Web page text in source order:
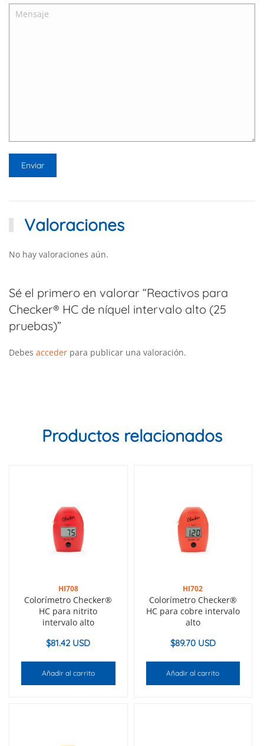
Valoraciones
No hay valoraciones aún.
Sé el primero en valorar “Reactivos para
Checker® HC de níquel intervalo alto (25
pruebas)”
Debes acceder para publicar una valoración.
Productos relacionados
HI708
Colorímetro Checker®
HC para nitrito
intervalo alto
$81.42 USD
Añadir al carrito
HI702
Colorímetro Checker®
HC para cobre intervalo
alto
$89.70 USD
Añadir al carrito